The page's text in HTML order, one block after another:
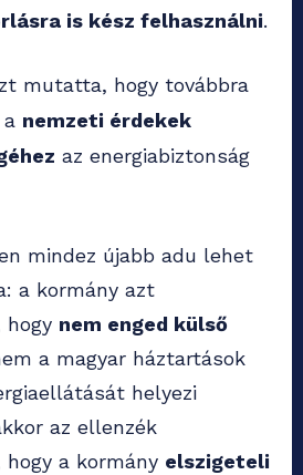
is kész felhasználni.
mutatta, hogy továbbra
nemzeti érdekek
az energiabiztonság
mindez újabb adu lehet
a kormány azt
hogy nem enged külső
a magyar háztartások
helyezi
az ellenzék
a kormány elszigeteli